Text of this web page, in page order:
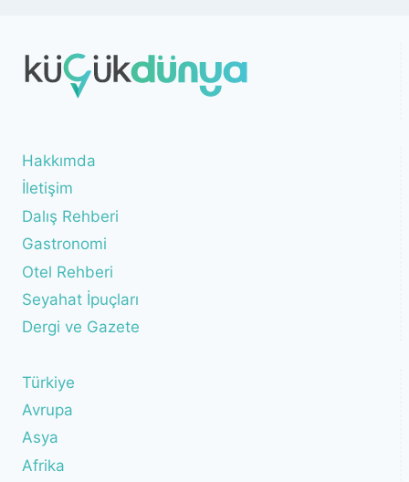
Hakkımda
İletişim
Dalış Rehberi
Gastronomi
Otel Rehberi
Seyahat İpuçları
Dergi ve Gazete
Türkiye
Avrupa
Asya
Afrika